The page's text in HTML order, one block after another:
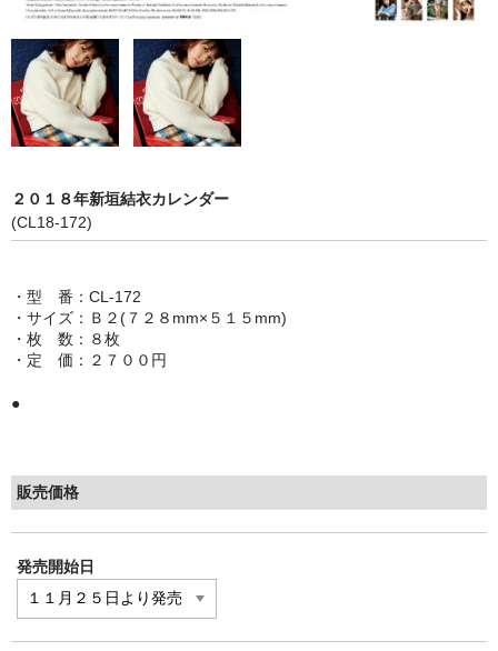
お支払い・配送
会社概要
お問い合わせ
２０１８年新垣結衣カレンダー
(CL18-172)
・型 番：CL-172
・サイズ：Ｂ２(７２８mm×５１５mm)
・枚 数：８枚
・定 価：２７００円
●
販売価格
発売開始日